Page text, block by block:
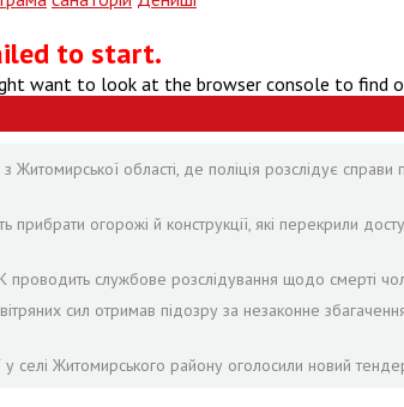
to start.
want to look at the browser console to find
Житомирської області, де поліція розслідує справи
прибрати огорожі й конструкції, які перекрили
службове розслідування щодо смерті
сил отримав підозру за незаконне
у селі Житомирського району оголосили новий